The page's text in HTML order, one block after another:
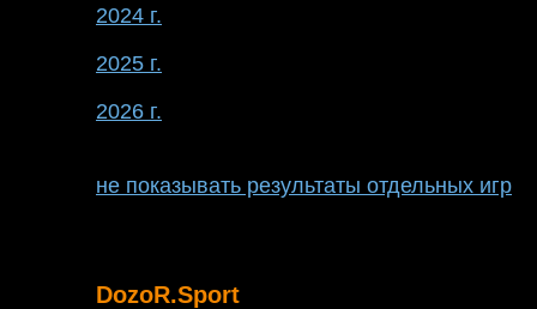
2024 г.
2025 г.
2026 г.
не показывать результаты отдельных игр
DozoR.Sport